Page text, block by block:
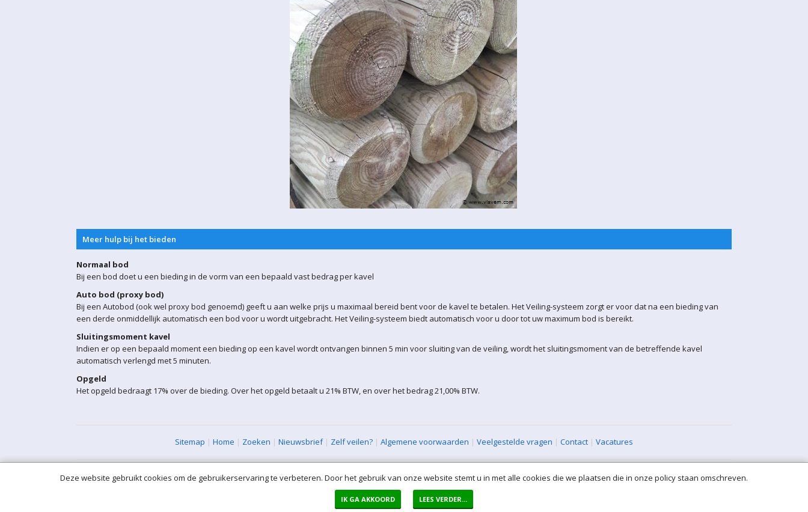
Meer hulp bij het bieden
Normaal bod
Bij een bod doet u een bieding in de vorm van een bepaald vast bedrag per kavel
Auto bod (proxy bod)
Bij een Autobod (ook wel proxy bod genoemd) geeft u aan welke prijs u maximaal bereid bent voor de kavel te betalen. Het Veiling-systeem zorgt er voor dat na een bieding van
een derde onmiddellijk automatisch een bod voor u wordt uitgebracht. Het Veiling-systeem biedt automatisch voor u door tot uw maximum bod is bereikt.
Sluitingsmoment kavel
Indien er op een bepaald moment een bieding op een kavel wordt ontvangen binnen 5 min voor sluiting van de veiling, wordt het sluitingsmoment van de betreffende kavel
automatisch verlengd met 5 minuten.
Opgeld
Het opgeld bedraagt 17% over de bieding. Over het opgeld betaalt u 21% BTW, en over het bedrag 21,00% BTW.
Sitemap | Home | Zoeken | Nieuwsbrief| Zelf veilen? | Algemene voorwaarden | Veelgestelde vragen | Contact | Vacatures
XML Sitemap| All rights reserved (VLAVEM-WEB-2)
Deze website gebruikt cookies om de gebruikerservaring te verbeteren. Door het gebruik van onze website stemt u in met alle cookies die we plaatsen die in onze policy staan omschreven.
IK GA AKKOORD LEES VERDER...